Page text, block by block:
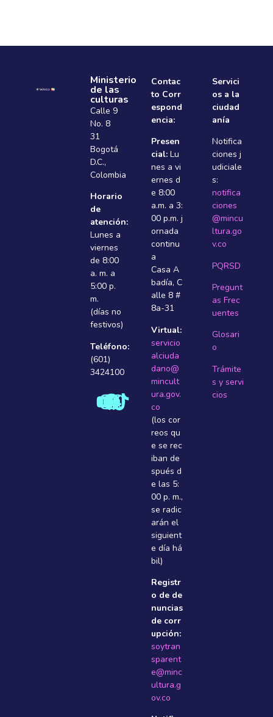
Ministerio
de las
culturas
Calle 9
No. 8
31
Bogotá
D.C.,
Colombia
Horario
de
atención:
Lunes a
viernes
de 8:00
a. m. a
5:00 p.
m.
(días no
festivos)
Teléfono:
(601)
3424100
Contac
to Corr
espond
encia:
Presen
cial: Lu
nes a vi
ernes d
e 8:00
a.m. a 3:
00 p.m. j
ornada
continu
a
Casa A
badí­a, C
alle 8 #
8a-31
Virtual:
servicio
alciuda
dano@
mincult
ura.gov.
co
(los cor
reos qu
e se rec
iban de
spués d
e las 5:
00 p. m.,
se radic
arán el
siguient
e dí­a há
bil)
Registr
o de de
nuncias
de corr
upción:
soytran
sparent
e@minc
ultura.g
ov.co
Servici
os a la
ciudad
anía
Notifica
ciones j
udiciale
s:
notifica
ciones
@mincu
ltura.go
v.co
PQRSD
Pregunt
as Frec
uentes
Glosari
o
Trámite
s y servi
cios